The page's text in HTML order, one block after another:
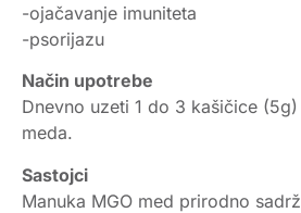
-ojačavanje imuniteta
-psorijazu
Način upotrebe
Dnevno uzeti 1 do 3 kašičice (5g)
meda.
Sastojci
Manuka MGO med prirodno